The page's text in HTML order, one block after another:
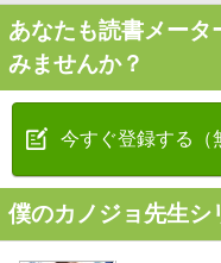
あなたも読書メータ
みませんか？
今すぐ登録する（
僕のカノジョ先生シ